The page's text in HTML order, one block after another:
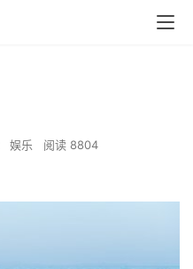
娱乐 阅读 8804